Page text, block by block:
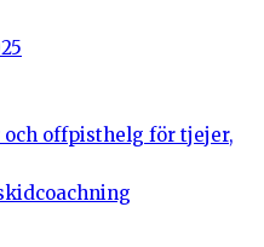
offpisthelg för tjejer,